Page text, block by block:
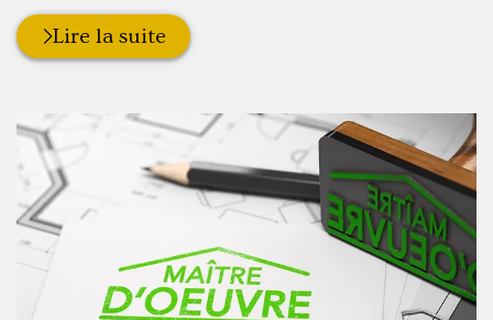
Lire la suite